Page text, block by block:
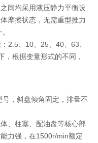
间均采用液压静力平衡设
摩擦状态，无需重型推力
2.5、10、25、40、63、
根据变量形式的不同，
，斜盘倾角固定，排量不
、柱塞、配油盘等核心部
力强，在1500r/min额定